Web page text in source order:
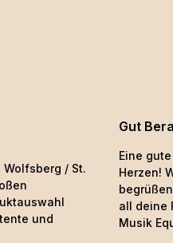
/ St.
und
Gut
Eine
Herzen!
all deine
Musik